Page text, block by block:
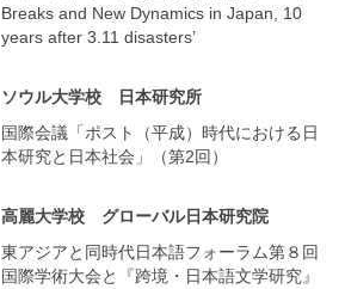
Breaks and New Dynamics in Japan, 10
years after 3.11 disasters’
ソウル大学校 日本研究所
国際会議「ポスト（平成）時代における日
本研究と日本社会」（第2回）
高麗大学校 グローバル日本研究院
東アジアと同時代日本語フォーラム第８回
国際学術大会と『跨境・日本語文学研究』